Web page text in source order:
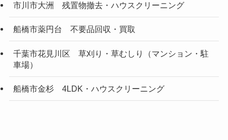
市川市大洲 残置物撤去・ハウスクリーニング
船橋市薬円台 不要品回収・買取
千葉市花見川区 草刈り・草むしり（マンション・駐
車場）
船橋市金杉 4LDK・ハウスクリーニング